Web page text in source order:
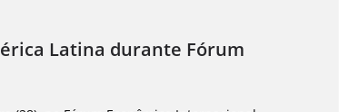
Latina durante Fórum